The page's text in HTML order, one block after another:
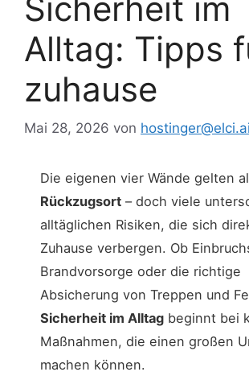
Alltag: Tipps
zuhause
Mai 28, 2026 von hostinger@elci.ai
Die eigenen vier Wände gelten
Rückzugsort – doch viele
alltäglichen Risiken, die sich
Zuhause verbergen. Ob
Brandvorsorge oder die richtige
Absicherung von Treppen und
Sicherheit im Alltag beginnt bei
Maßnahmen, die einen großen
machen können.